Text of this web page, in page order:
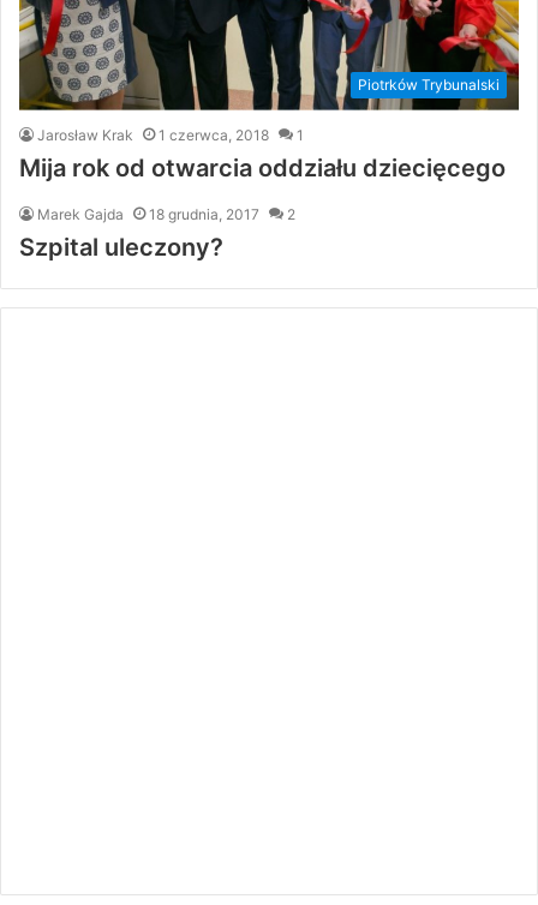
Piotrków Trybunalski
Jarosław Krak 1 czerwca, 2018 1
Mija rok od otwarcia oddziału dziecięcego
Marek Gajda 18 grudnia, 2017 2
Szpital uleczony?